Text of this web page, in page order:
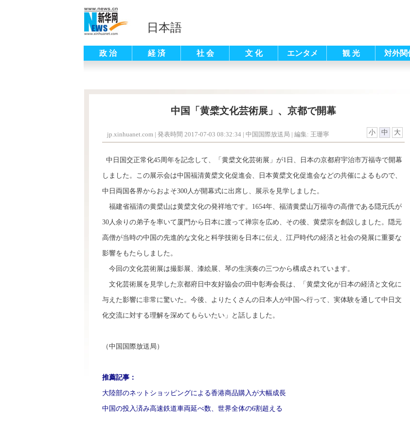
日本語
政 治 経 済 社 会 文 化 エンタメ 観 光 対外関
中国「黄檗文化芸術展」、京都で開幕
jp.xinhuanet.com | 発表時間 2017-07-03 08:32:34 | 中国国際放送局 | 編集: 王珊寧 小 中 大
中日国交正常化45周年を記念して、「黄檗文化芸術展」が1日、日本の京都府宇治市万福寺で開幕
しました。この展示会は中国福清黄檗文化促進会、日本黄檗文化促進会などの共催によるもので、
中日両国各界からおよそ300人が開幕式に出席し、展示を見学しました。
福建省福清の黄檗山は黄檗文化の発祥地です。1654年、福清黄檗山万福寺の高僧である隠元氏が
30人余りの弟子を率いて厦門から日本に渡って禅宗を広め、その後、黄檗宗を創設しました。隠元
高僧が当時の中国の先進的な文化と科学技術を日本に伝え、江戸時代の経済と社会の発展に重要な
影響をもたらしました。
今回の文化芸術展は撮影展、漆絵展、琴の生演奏の三つから構成されています。
文化芸術展を見学した京都府日中友好協会の田中彰寿会長は、「黄檗文化が日本の経済と文化に
与えた影響に非常に驚いた。今後、よりたくさんの日本人が中国へ行って、実体験を通して中日文
化交流に対する理解を深めてもらいたい」と話しました。
（中国国際放送局）
推薦記事：
大陸部のネットショッピングによる香港商品購入が大幅成長
中国の投入済み高速鉄道車両延べ数、世界全体の6割超える